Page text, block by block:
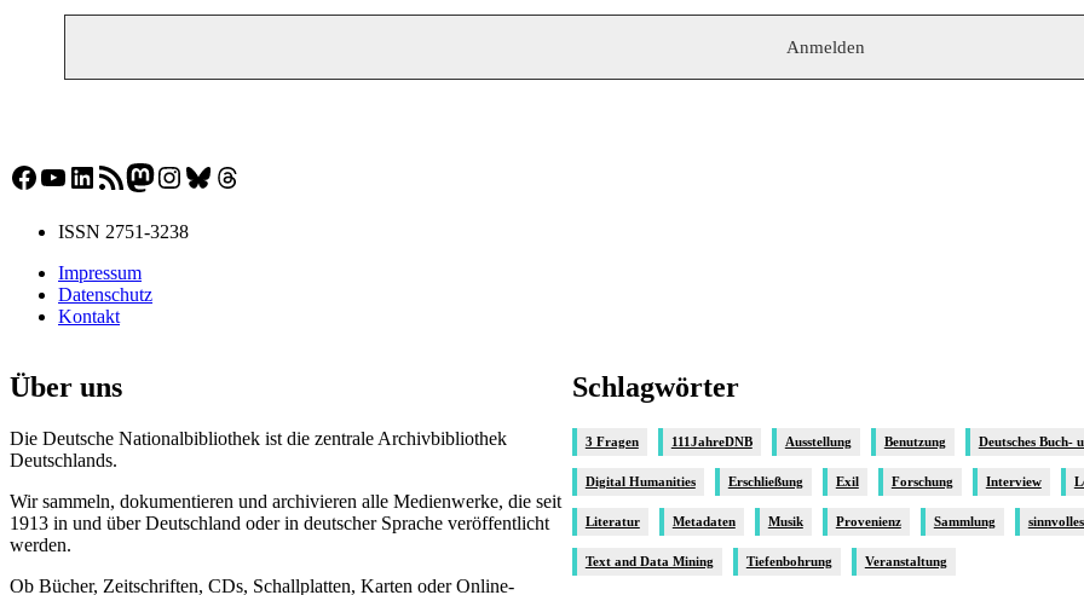
Facebook
YouTube
LinkedIn
RSS-FeedMastodon
Instagram
Bluesky
Threads
ISSN 2751-3238
Impressum
Datenschutz
Kontakt
Über uns
Die Deutsche Nationalbibliothek ist die zentrale Archivbibliothek
Deutschlands.
Wir sammeln, dokumentieren und archivieren alle Medienwerke, die seit
1913 in und über Deutschland oder in deutscher Sprache veröffentlicht
werden.
Ob Bücher, Zeitschriften, CDs, Schallplatten, Karten oder Online-
Schlagwörter
3 Fragen 111JahreDNB Ausstellung Benutzung Deutsches Buch-
Digital Humanities Erschließung Exil Forschung Interview
Literatur Metadaten Musik Provenienz Sammlung
Text and Data Mining Tiefenbohrung Veranstaltung